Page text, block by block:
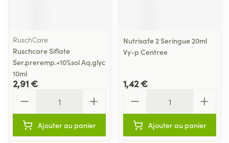
RuschCare
Ruschcare Siflate
Ser.preremp.+10%sol Aq.glyc
10ml
2,91 €
Ajouter au panier
Nutrisafe 2 Seringue 20ml
Vy-p Centree
1,42 €
Ajouter au panier